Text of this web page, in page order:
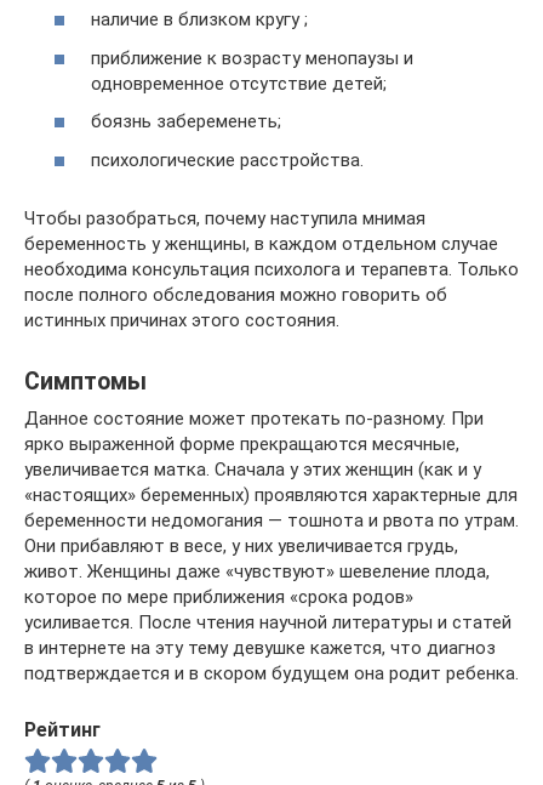
наличие в близком кругу ;
приближение к возрасту менопаузы и
одновременное отсутствие детей;
боязнь забеременеть;
психологические расстройства.
Чтобы разобраться, почему наступила мнимая
беременность у женщины, в каждом отдельном случае
необходима консультация психолога и терапевта. Только
после полного обследования можно говорить об
истинных причинах этого состояния.
Симптомы
Данное состояние может протекать по-разному. При
ярко выраженной форме прекращаются месячные,
увеличивается матка. Сначала у этих женщин (как и у
«настоящих» беременных) проявляются характерные для
беременности недомогания — тошнота и рвота по утрам.
Они прибавляют в весе, у них увеличивается грудь,
живот. Женщины даже «чувствуют» шевеление плода,
которое по мере приближения «срока родов»
усиливается. После чтения научной литературы и статей
в интернете на эту тему девушке кажется, что диагноз
подтверждается и в скором будущем она родит ребенка.
Рейтинг